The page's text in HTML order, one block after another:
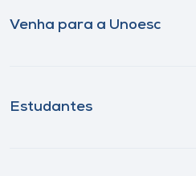
Venha para a Unoesc
Estudantes